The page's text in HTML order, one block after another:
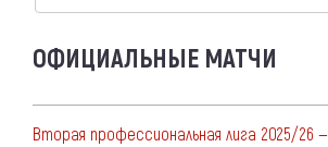
ОФИЦИАЛЬНЫЕ МАТЧИ
Вторая профессиональная лига 2025/26 —